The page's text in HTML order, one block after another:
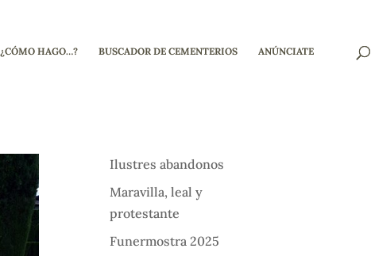
¿CÓMO HAGO…? BUSCADOR DE CEMENTERIOS ANÚNCIATE
Ilustres abandonos
Maravilla, leal y
protestante
Funermostra 2025